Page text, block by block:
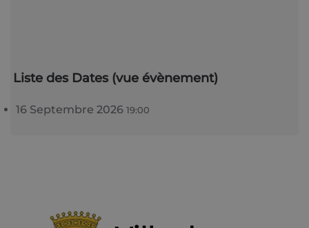
Liste des Dates (vue évènement)
16 Septembre 202619:00